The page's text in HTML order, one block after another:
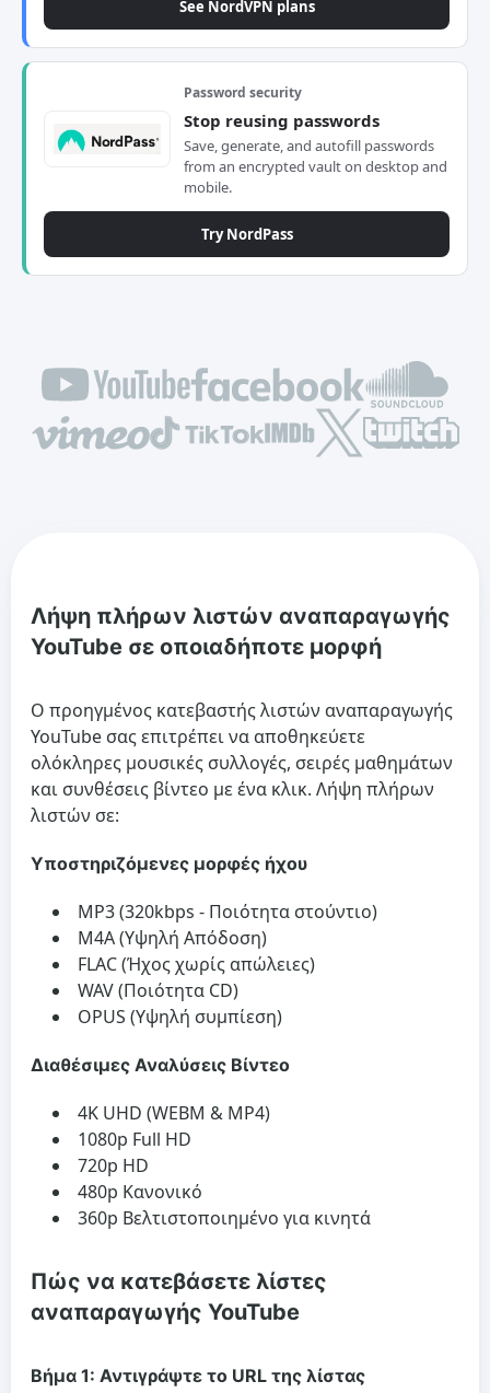
See NordVPN plans
Password security
Stop reusing passwords
Save, generate, and autofill passwords
from an encrypted vault on desktop and
mobile.
Try NordPass
Λήψη πλήρων λιστών αναπαραγωγής
YouTube σε οποιαδήποτε μορφή
Ο προηγμένος κατεβαστής λιστών αναπαραγωγής
YouTube σας επιτρέπει να αποθηκεύετε
ολόκληρες μουσικές συλλογές, σειρές μαθημάτων
και συνθέσεις βίντεο με ένα κλικ. Λήψη πλήρων
λιστών σε:
Υποστηριζόμενες μορφές ήχου
MP3 (320kbps - Ποιότητα στούντιο)
M4A (Υψηλή Απόδοση)
FLAC (Ήχος χωρίς απώλειες)
WAV (Ποιότητα CD)
OPUS (Υψηλή συμπίεση)
Διαθέσιμες Αναλύσεις Βίντεο
4K UHD (WEBM & MP4)
1080p Full HD
720p HD
480p Κανονικό
360p Βελτιστοποιημένο για κινητά
Πώς να κατεβάσετε λίστες
αναπαραγωγής YouTube
Βήμα 1: Αντιγράψτε το URL της λίστας